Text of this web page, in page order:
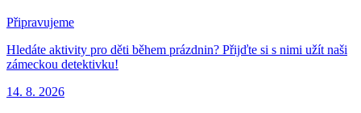
Připravujeme
Hledáte aktivity pro děti během prázdnin? Přijďte si s nimi užít naši
zámeckou detektivku!
14. 8. 2026